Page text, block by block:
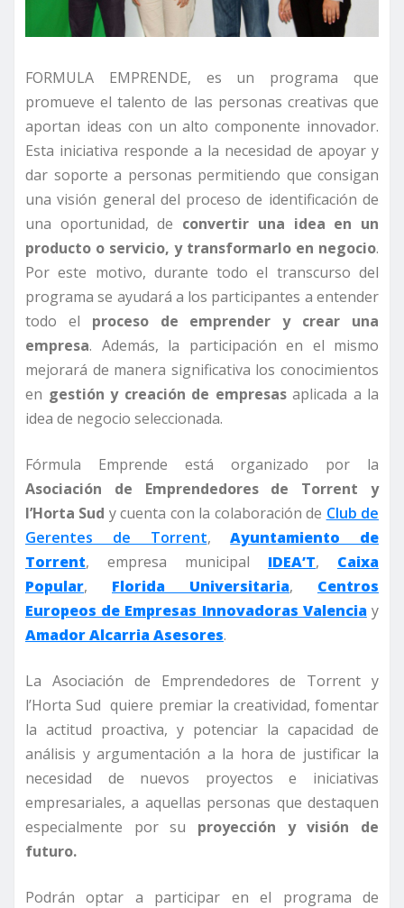
FORMULA EMPRENDE, es un programa que
promueve el talento de las personas creativas que
aportan ideas con un alto componente innovador.
Esta iniciativa responde a la necesidad de apoyar y
dar soporte a personas permitiendo que consigan
una visión general del proceso de identificación de
una oportunidad, de convertir una idea en un
producto o servicio, y transformarlo en negocio.
Por este motivo, durante todo el transcurso del
programa se ayudará a los participantes a entender
todo el proceso de emprender y crear una
empresa. Además, la participación en el mismo
mejorará de manera significativa los conocimientos
en gestión y creación de empresasaplicada a la
idea de negocio seleccionada.
Fórmula Emprende está organizado por la
Asociación de Emprendedores de Torrent y
l’Horta Sud y cuenta con la colaboración de Club de
Gerentes de Torrent,Ayuntamiento de
Torrent, empresa municipal IDEA’T, Caixa
Popular, Florida Universitaria, Centros
Europeos de Empresas Innovadoras Valenciay
Amador Alcarria Asesores.
La Asociación de Emprendedores de Torrent y
l’Horta Sud quiere premiar la creatividad, fomentar
la actitud proactiva, y potenciar la capacidad de
análisis y argumentación a la hora de justificar la
necesidad de nuevos proyectos e iniciativas
empresariales, a aquellas personas que destaquen
especialmente por su proyección y visión de
futuro.
Podrán optar a participar en el programa de